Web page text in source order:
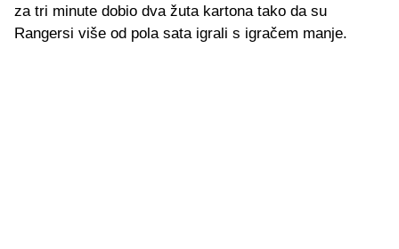
za tri minute dobio dva žuta kartona tako da su
Rangersi više od pola sata igrali s igračem manje.